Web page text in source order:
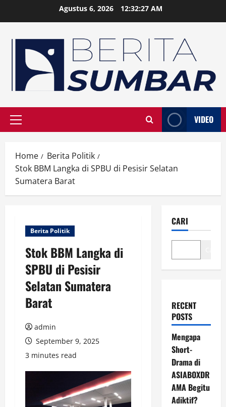
Agustus 6, 2026 12:32:27 AM
Primary
VIDEO
Home
Berita Politik
Stok BBM Langka di SPBU di Pesisir Selatan
Sumatera Barat
Berita Politik
Stok BBM Langka di
SPBU di Pesisir
Selatan Sumatera
Barat
admin
September 9, 2025
3 minutes read
CARI
RECENT
POSTS
Mengapa
Short-
Drama di
ASIABOXDR
AMA Begitu
Adiktif?